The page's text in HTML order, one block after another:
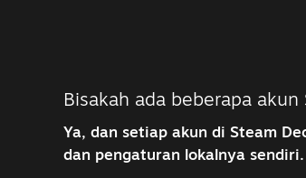
Bisakah ada beberapa
Ya, dan setiap akun di Steam
dan pengaturan lokalnya sendiri.